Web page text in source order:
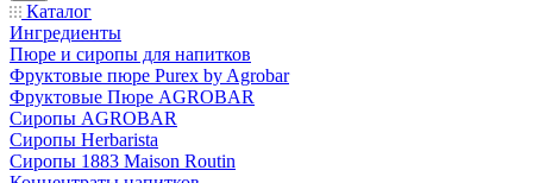
Каталог
Ингредиенты
Пюре и сиропы для напитков
Фруктовые пюре Purex by Agrobar
Фруктовые Пюре AGROBAR
Сиропы AGROBAR
Сиропы Herbarista
Сиропы 1883 Maison Routin